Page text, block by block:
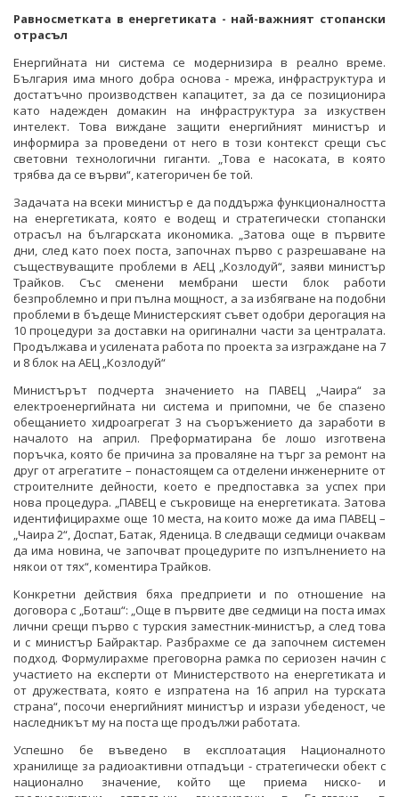
Равносметката в енергетиката - най-важният стопански
отрасъл
Енергийната ни система се модернизира в реално време.
България има много добра основа - мрежа, инфраструктура и
достатъчно производствен капацитет, за да се позиционира
като надежден домакин на инфраструктура за изкуствен
интелект. Това виждане защити енергийният министър и
информира за проведени от него в този контекст срещи със
световни технологични гиганти. „Това е насоката, в която
трябва да се върви“, категоричен бе той.
Задачата на всеки министър е да поддържа функционалността
на енергетиката, която е водещ и стратегически стопански
отрасъл на българската икономика. „Затова още в първите
дни, след като поех поста, започнах първо с разрешаване на
съществуващите проблеми в АЕЦ „Козлодуй“, заяви министър
Трайков. Със сменени мембрани шести блок работи
безпроблемно и при пълна мощност, а за избягване на подобни
проблеми в бъдеще Министерският съвет одобри дерогация на
10 процедури за доставки на оригинални части за централата.
Продължава и усилената работа по проекта за изграждане на 7
и 8 блок на АЕЦ „Козлодуй“
Министърът подчерта значението на ПАВЕЦ „Чаира“ за
електроенергийната ни система и припомни, че бе спазено
обещанието хидроагрегат 3 на съоръжението да заработи в
началото на април. Преформатирана бе лошо изготвена
поръчка, която бе причина за проваляне на търг за ремонт на
друг от агрегатите – понастоящем са отделени инженерните от
строителните дейности, което е предпоставка за успех при
нова процедура. „ПАВЕЦ е съкровище на енергетиката. Затова
идентифицирахме още 10 места, на които може да има ПАВЕЦ –
„Чаира 2“, Доспат, Батак, Яденица. В следващи седмици очаквам
да има новина, че започват процедурите по изпълнението на
някои от тях“, коментира Трайков.
Конкретни действия бяха предприети и по отношение на
договора с „Боташ“: „Още в първите две седмици на поста имах
лични срещи първо с турския заместник-министър, а след това
и с министър Байрактар. Разбрахме се да започнем системен
подход. Формулирахме преговорна рамка по сериозен начин с
участието на експерти от Министерството на енергетиката и
от дружествата, която е изпратена на 16 април на турската
страна“, посочи енергийният министър и изрази убеденост, че
наследникът му на поста ще продължи работата.
Успешно бе въведено в експлоатация Националното
хранилище за радиоактивни отпадъци - стратегически обект с
национално значение, който ще приема ниско- и